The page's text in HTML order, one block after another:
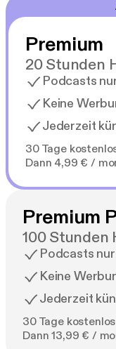
Premium
20 Stunden
Podcasts
Keine
Jederzeit
30 Tage
Dann 4,99 € /
Premium
100 Stunden
Podcasts
Keine
Jederzeit
30 Tage
Dann 13,99 € /